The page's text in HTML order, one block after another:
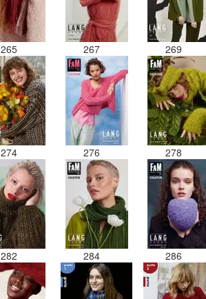
265 267 269
274 276 278
282 284 286